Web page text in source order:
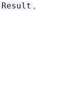
Result 。